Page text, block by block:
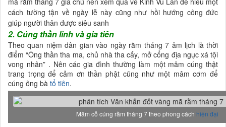
cách tường tận về ngày lễ này cũng như hồi hướng công đức
giúp người thân được siêu sanh
2. Cúng thần linh và gia tiên
Theo quan niệm dân gian vào ngày rằm tháng 7 âm lịch là thời
điểm “Ông thần tha ma, chủ nhà tha cấy, mở cổng địa ngục xá tội
vong nhân” . Nên các gia đình thường làm một mâm cúng thật
trang trọng để cảm ơn thần phật cũng như một mâm cơm để
cúng ông bà tổ tiên.
Mâm cỗ cúng rằm tháng 7 theo phong cách hiện đại